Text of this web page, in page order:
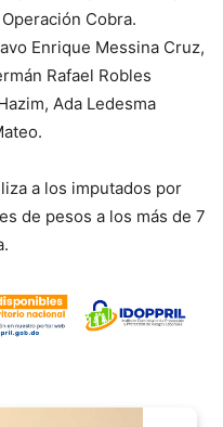
Cobra.
Enrique Messina Cruz,
Rafael Robles
Ada Ledesma
a los imputados por
de pesos a los más de 7